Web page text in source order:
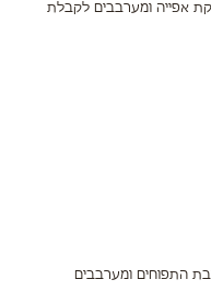
אפייה ומערבבים לקבלת
התפוחים ומערבבים